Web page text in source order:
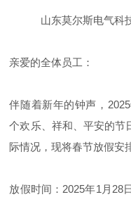
山东莫尔斯电气科
亲爱的全体员工：
伴随着新年的钟声，
个欢乐、祥和、平安的节
际情况，现将春节放假安
放假时间：2025年1月28